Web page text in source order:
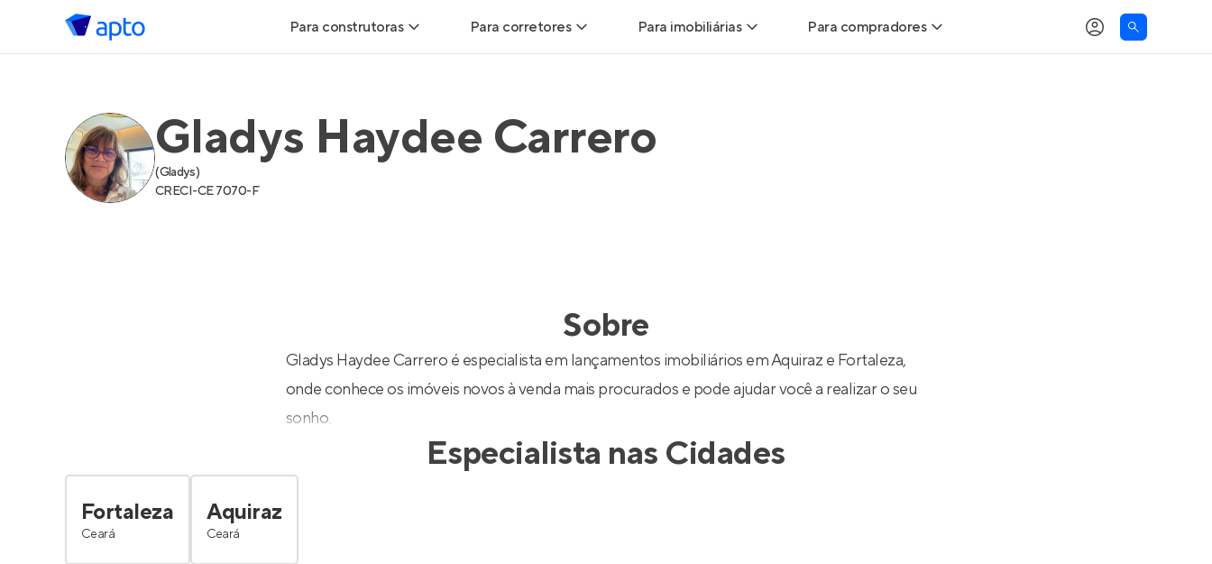
Para construtoras
Geração de Visitas
Para corretores
Corretor+
Anunciar imóveis
Para imobiliárias
Hub de imobiliárias
Para compradores
Gladys Haydee Carrero
(Gladys)
CRECI-CE 7070-F
Sobre
Gladys Haydee Carrero é especialista em lançamentos imobiliários em Aquiraz e Fortaleza,
onde conhece os imóveis novos à venda mais procurados e pode ajudar você a realizar o seu
sonho.
Especialista nas Cidades
Fortaleza
Ceará
Aquiraz
Ceará